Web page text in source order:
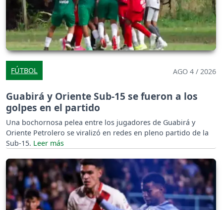
FÚTBOL AGO 4 / 2026
Guabirá y Oriente Sub-15 se fueron a los
golpes en el partido
Una bochornosa pelea entre los jugadores de Guabirá y
Oriente Petrolero se viralizó en redes en pleno partido de la
Sub-15.